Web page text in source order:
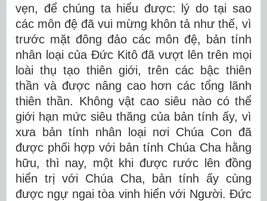
vẹn, để chúng ta hiểu được: lý do tại sao
các môn đệ đã vui mừng khôn tả như thế, vì
trước mặt đông đảo các môn đệ, bản tính
nhân loại của Đức Kitô đã vượt lên trên mọi
loài thụ tạo thiên giới, trên các bậc thiên
thần và được nâng cao hơn các tổng lãnh
thiên thần. Không vật cao siêu nào có thể
giới hạn mức siêu thăng của bản tính ấy, vì
xưa bản tính nhân loại nơi Chúa Con đã
được phối hợp với bản tính Chúa Cha hằng
hữu, thì nay, một khi được rước lên đồng
hiển trị với Chúa Cha, bản tính ấy cùng
được ngự ngai tòa vinh hiển với Người. Đức